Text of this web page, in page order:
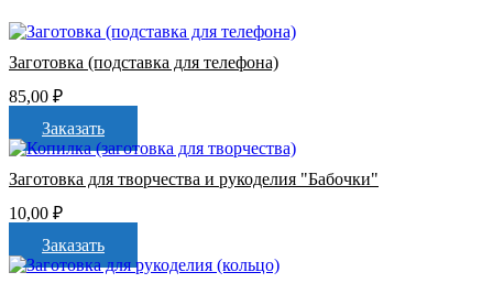
Заготовка (подставка для телефона)
85,00 ₽
Заказать
Заготовка для творчества и рукоделия "Бабочки"
10,00 ₽
Заказать